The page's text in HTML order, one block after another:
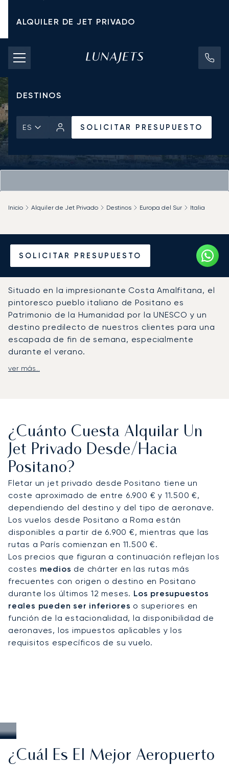
ALQUILER DE JET PRIVADO
TARIFAS DE CHÁRTER
JETS PRIVADOS
DESTINOS
ES SOLICITAR PRESUPUESTO
SOLICITAR PRESUPUESTO
Inicio Alquiler de Jet Privado Destinos Europa del Sur Italia
Alquile un Jet Privado
desde o hacia Positano
Situado en la impresionante Costa Amalfitana, el
pintoresco pueblo italiano de Positano es
Patrimonio de la Humanidad por la UNESCO y un
destino predilecto de nuestros clientes para una
escapada de fin de semana, especialmente
durante el verano.
Contacte con nuestro equipo para fletar un jet
Su jet privado aterrizará en el Aeropuerto
Internacional de Nápoles (NAP), situado a 60 km al
norte de Positano, donde le recibirá el personal
de su bien equipada terminal privada. Podemos
organizar sus traslados VIP desde el aeropuerto,
solo tiene que elegir su medio de transporte
preferido con su asesor de LunaJets: coche,
limusina o helicóptero.
Póngase en contacto con nuestro equipo de
expertos, que le ofrecerá asistencia
personalizada 24/7, y contrate el jet privado que
mejor se adapte a sus necesidades para disfrutar
de un viaje a Positano sin preocupaciones.
ver más...
¿Cuánto Cuesta Alquilar Un
Jet Privado Desde/hacia
Positano?
Fletar un jet privado desde Positano tiene un
coste aproximado de entre 6.900 € y 11.500 €,
dependiendo del destino y del tipo de aeronave.
Los vuelos desde Positano a Roma están
disponibles a partir de 6.900 €, mientras que las
rutas a París comienzan en 11.500 €.
Los precios que figuran a continuación reflejan los
costes medios de chárter en las rutas más
frecuentes con origen o destino en Positano
durante los últimos 12 meses. Los presupuestos
reales pueden ser inferiores o superiores en
función de la estacionalidad, la disponibilidad de
aeronaves, los impuestos aplicables y los
requisitos específicos de su vuelo.
¿Cuál Es El Mejor Aeropuerto